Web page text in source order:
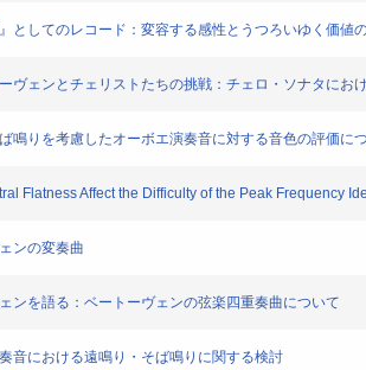
としてのレコード：変容する感性とうつろいゆく価値
ヴェンとチェリストたちの挑戦：チェロ・ソナタにお
鳴りを考慮したオーボエ演奏音に対する音色の評価に
Flatness Affect the Difficulty of the Peak Frequency
ンの変奏曲
ンを語る：ベートーヴェンの弦楽四重奏曲について
音における遠鳴り・そば鳴りに関する検討